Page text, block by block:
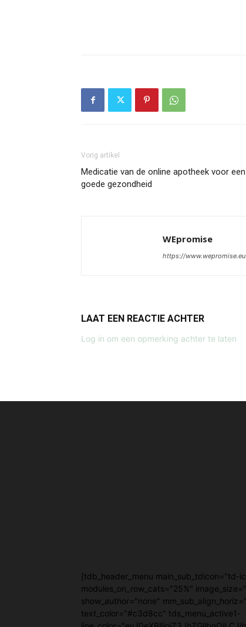
Vorig artikel
Medicatie van de online apotheek voor een
goede gezondheid
WEpromise
https://www.wepromise.eu
LAAT EEN REACTIE ACHTER
Log in om een opmerking achter te laten
[tdb_header_menu
modules_on_row_cats="25%"
show_author="none"
text_color="#c3d8cc" tds_menu_active1-